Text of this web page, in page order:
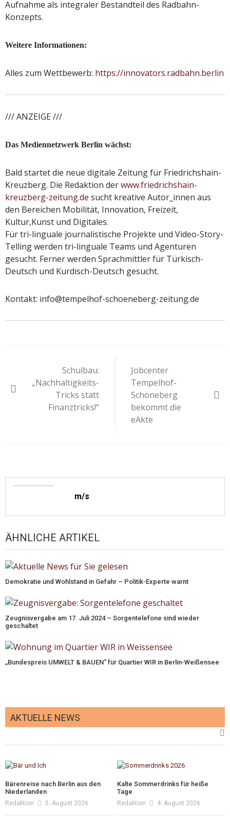
Aufnahme als integraler Bestandteil des Radbahn-
Konzepts.
Weitere Informationen:
Alles zum Wettbewerb: https://innovators.radbahn.berlin
/// ANZEIGE ///
Das Mediennetzwerk Berlin wächst:
Bald startet die neue digitale Zeitung für Friedrichshain-
Kreuzberg. Die Redaktion derwww.friedrichshain-
kreuzberg-zeitung.de sucht kreative Autor_innen aus
den Bereichen Mobilität, Innovation, Freizeit,
Kultur,Kunst und Digitales.
Für tri-linguale journalistische Projekte und Video-Story-
Telling werden tri-linguale Teams und Agenturen
gesucht. Ferner werden Sprachmittler für Türkisch-
Deutsch und Kurdisch-Deutsch gesucht.
Kontakt: info@tempelhof-schoeneberg-zeitung.de
Schulbau:
„Nachhaltigkeits-
Tricks statt
Finanztricks!“
Jobcenter
Tempelhof-
Schöneberg
bekommt die
eAkte
m/s
ÄHNLICHE ARTIKEL
Demokratie und Wohlstand in Gefahr – Politik-Experte warnt
Zeugnisvergabe am 17. Juli 2024 – Sorgentelefone sind wieder
geschaltet
„Bundespreis UMWELT & BAUEN“ für Quartier WIR in Berlin-Weißensee
AKTUELLE NEWS
Bärenreise nach Berlin aus den
Niederlanden
Redaktion 5. August 2026
Kalte Sommerdrinks für heiße
Tage
Redaktion 4. August 2026